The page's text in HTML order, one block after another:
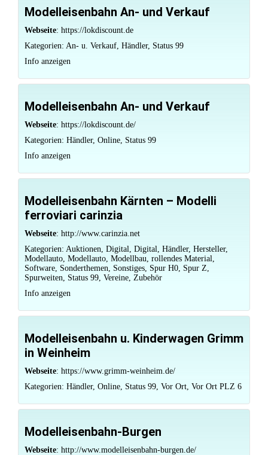
Modelleisenbahn An- und Verkauf
Webseite: https://lokdiscount.de
Kategorien: An- u. Verkauf, Händler, Status 99
Info anzeigen
Modelleisenbahn An- und Verkauf
Webseite: https://lokdiscount.de/
Kategorien: Händler, Online, Status 99
Info anzeigen
Modelleisenbahn Kärnten – Modelli
ferroviari carinzia
Webseite: http://www.carinzia.net
Kategorien: Auktionen, Digital, Digital, Händler, Hersteller,
Modellauto, Modellauto, Modellbau, rollendes Material,
Software, Sonderthemen, Sonstiges, Spur H0, Spur Z,
Spurweiten, Status 99, Vereine, Zubehör
Info anzeigen
Modelleisenbahn u. Kinderwagen Grimm
in Weinheim
Webseite: https://www.grimm-weinheim.de/
Kategorien: Händler, Online, Status 99, Vor Ort, Vor Ort PLZ 6
Modelleisenbahn-Burgen
Webseite: http://www.modelleisenbahn-burgen.de/